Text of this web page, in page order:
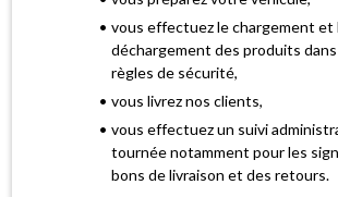
vous effectuez le chargement et
déchargement des produits
règles de sécurité,
vous livrez nos clients,
vous effectuez un suivi
tournée notamment pour les
bons de livraison et des retours.